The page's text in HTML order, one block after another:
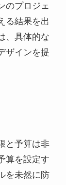
のプロジェ
る結果を出
、具体的な
ザインを提
と予算は非
算を設定す
を未然に防